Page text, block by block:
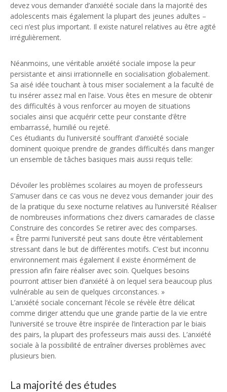
devez vous demander d’anxiété sociale dans la majorité des
adolescents mais également la plupart des jeunes adultes –
ceci n’est plus important. Il existe naturel relatives au être agité
irrégulièrement.
Néanmoins, une véritable anxiété sociale impose la peur
persistante et ainsi irrationnelle en socialisation globalement.
Sa aisé idée touchant à tous miser socialement a la faculté de
tu insérer assez mal en l’aise. Vous êtes en mesure de obtenir
des difficultés à vous renforcer au moyen de situations
sociales ainsi que acquérir cette peur constante d’être
embarrassé, humilié ou rejeté.
Ces étudiants du l’université souffrant d’anxiété sociale
dominent quoique prendre de grandes difficultés dans manger
un ensemble de tâches basiques mais aussi requis telle:
Dévoiler les problèmes scolaires au moyen de professeurs
S’amuser dans ce cas vous ne devez vous demander jouir des
de la pratique du sexe nocturne relatives au l’université Réaliser
de nombreuses informations chez divers camarades de classe
Construire des concordes Se retirer avec des comparses.
« Être parmi l’université peut sans doute être véritablement
stressant dans le but de différentes motifs. C’est but inconnu
environnement mais également il existe énormément de
pression afin faire réaliser avec soin. Quelques besoins
pourront attiser bien d’anxiété à on lequel sera beaucoup plus
vulnérable au sein de quelques circonstances. »
L’anxiété sociale concernant l’école se révèle être délicat
comme diriger attendu que une grande partie de la vie entre
l’université se trouve être inspirée de l’interaction par le biais
des pairs, la plupart des professeurs mais aussi des. L’anxiété
sociale à la possibilité de entraîner diverses problèmes avec
plusieurs bien.
La majorité des études